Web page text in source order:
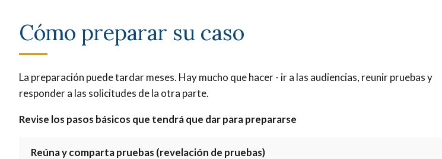
Cómo preparar su caso
La preparación puede tardar meses. Hay mucho que hacer - ir a las audiencias, reunir pruebas y
responder a las solicitudes de la otra parte.
Revise los pasos básicos que tendrá que dar para prepararse
Reúna y comparta pruebas (revelación de pruebas)